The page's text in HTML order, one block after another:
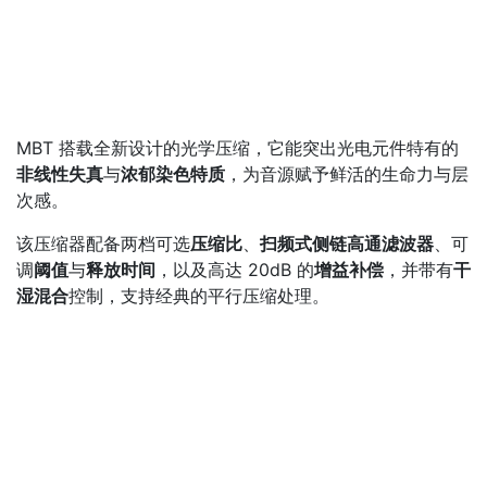
MBT 搭载全新设计的光学压缩，它能突出光电元件特有的
非线性失真与浓郁染色特质 ，为音源赋予鲜活的生命力与层
次感。
该压缩器配备两档可选压缩比、扫频式侧链高通滤波器、可
调阈值与释放时间 ，以及高达 20dB 的增益补偿 ，并带有干
湿混合控制，支持经典的平行压缩处理。